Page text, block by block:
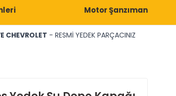
Motor Şanzıman
CHEVROLET - RESMİ YEDEK PARÇACINIZ